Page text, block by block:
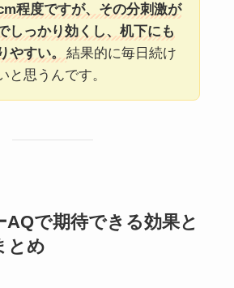
程度ですが、その分刺激が
しっかり効くし、机下にも
やすい。
結果的に毎日続け
と思うんです。
AQで期待できる効果と
とめ